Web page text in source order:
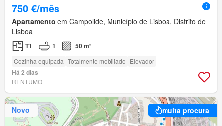
750 €/mês
Apartamento em Campolide, Município de Lisboa, Distrito de
Lisboa
T1 1 50 m²
Cozinha equipada Totalmente mobiliado Elevador
Há 2 dias
RENTUMO
Novo muita procura